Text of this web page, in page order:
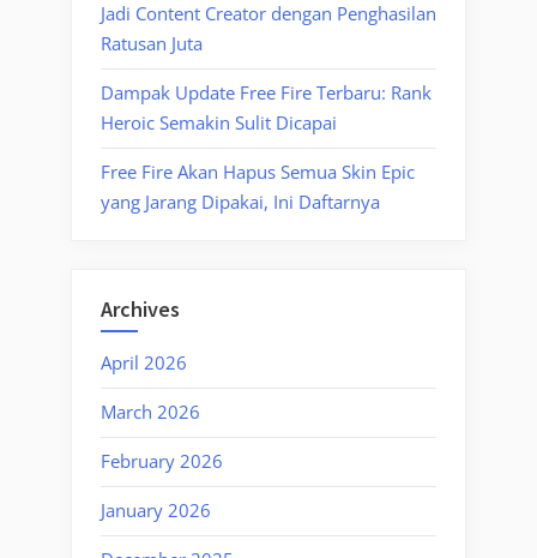
Jadi Content Creator dengan Penghasilan
Ratusan Juta
Dampak Update Free Fire Terbaru: Rank
Heroic Semakin Sulit Dicapai
Free Fire Akan Hapus Semua Skin Epic
yang Jarang Dipakai, Ini Daftarnya
Archives
April 2026
March 2026
February 2026
January 2026